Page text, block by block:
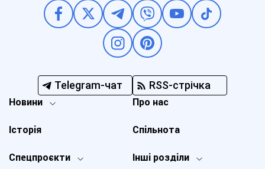
Telegram-чат RSS-стрічка
Новини
Спецпроєкти Інші розділи
Історія
Про нас
Спільнота